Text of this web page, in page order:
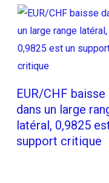
EUR/CHF baisse
dans un large
latéral, 0,9825
support critique